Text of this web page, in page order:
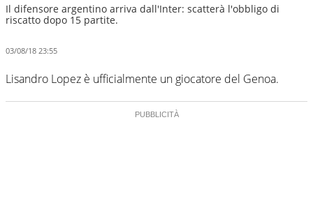
Il difensore argentino arriva dall'Inter: scatterà l'obbligo di
riscatto dopo 15 partite.
03/08/18 23:55
Lisandro Lopez è ufficialmente un giocatore del Genoa.